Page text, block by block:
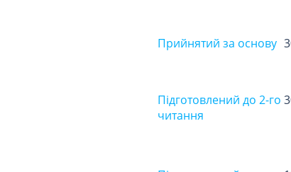
Прийнятий за основу
Підготовлений до 2-го
читання